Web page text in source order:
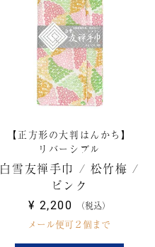
【正方形の大判はんかち】
リバーシブル
白雪友禅手巾 / 松竹梅 /
ピンク
¥ 2,200 税込
メール便可２個まで